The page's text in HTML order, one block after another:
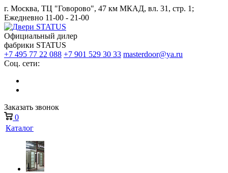
г. Москва, ТЦ "Говорово", 47 км МКАД, вл. 31, стр. 1;
Ежедневно 11-00 - 21-00
Официальный дилер
фабрики STATUS
+7 495 77 22 088 +7 901 529 30 33 masterdoor@ya.ru
Соц. сети:
Заказать звонок
0
Каталог